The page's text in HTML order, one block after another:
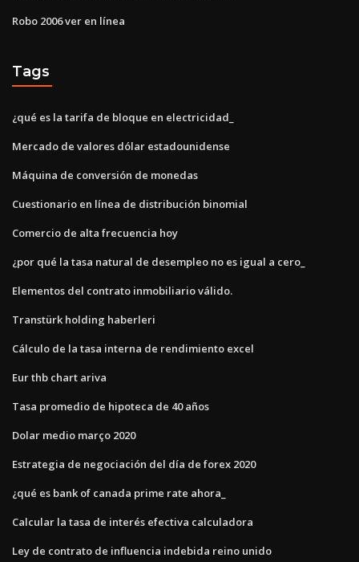
Robo 2006 ver en línea
Tags
¿qué es la tarifa de bloque en electricidad_
Mercado de valores dólar estadounidense
Máquina de conversión de monedas
Cuestionario en línea de distribución binomial
Comercio de alta frecuencia hoy
¿por qué la tasa natural de desempleo no es igual a cero_
Elementos del contrato inmobiliario válido.
Transtürk holding haberleri
Cálculo de la tasa interna de rendimiento excel
Eur thb chart ariva
Tasa promedio de hipoteca de 40 años
Dolar medio março 2020
Estrategia de negociación del día de forex 2020
¿qué es bank of canada prime rate ahora_
Calcular la tasa de interés efectiva calculadora
Ley de contrato de influencia indebida reino unido